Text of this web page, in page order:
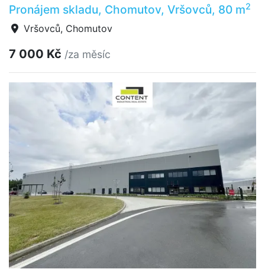
Pronájem skladu, Chomutov, Vršovců, 80 m2
Vršovců, Chomutov
7 000 Kč /za měsíc